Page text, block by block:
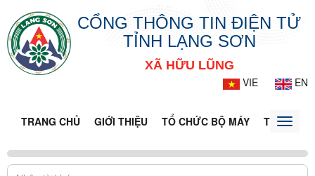
CỔNG THÔNG TIN ĐIỆN TỬ
TỈNH LẠNG SƠN
XÃ HỮU LŨNG
VIE
EN
TRANG CHỦ GIỚI THIỆU TỔ CHỨC BỘ MÁY TIN TỨC -
Toggle